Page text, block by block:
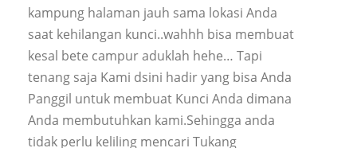
kampung halaman jauh sama lokasi Anda
saat kehilangan kunci..wahhh bisa membuat
kesal bete campur aduklah hehe… Tapi
tenang saja Kami dsini hadir yang bisa Anda
Panggil untuk membuat Kunci Anda dimana
Anda membutuhkan kami.Sehingga anda
tidak perlu keliling mencari Tukang